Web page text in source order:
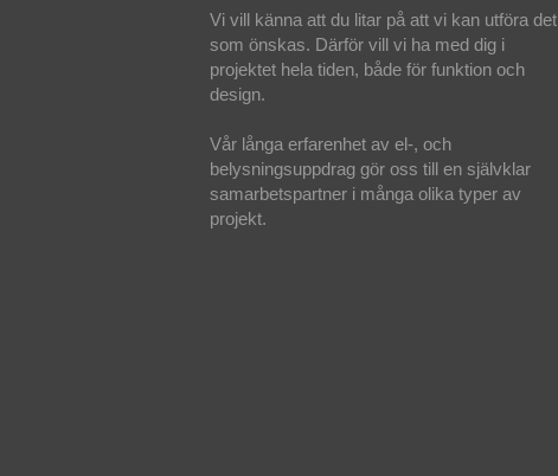
Vi vill känna att du litar på att vi kan utföra det
som önskas. Därför vill vi ha med dig i
projektet hela tiden, både för funktion och
design.
Vår långa erfarenhet av el-, och
belysningsuppdrag gör oss till en självklar
samarbetspartner i många olika typer av
projekt.